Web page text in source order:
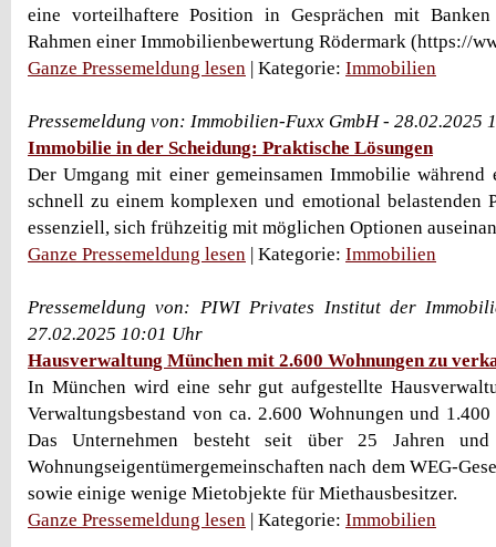
eine vorteilhaftere Position in Gesprächen mit
Rahmen einer Immobilienbewertung Rödermark (https://
Ganze Pressemeldung lesen | Kategorie: Immobilien
Pressemeldung von: Immobilien-Fuxx GmbH - 28.02.2025
Immobilie in der Scheidung: Praktische Lösungen
Der Umgang mit einer gemeinsamen Immobilie während
schnell zu einem komplexen und emotional belastenden
essenziell, sich frühzeitig mit möglichen Optionen
Ganze Pressemeldung lesen | Kategorie: Immobilien
Pressemeldung von: PIWI Privates Institut der
27.02.2025 10:01 Uhr
Hausverwaltung München mit 2.600 Wohnungen zu
In München wird eine sehr gut aufgestellte
Verwaltungsbestand von ca. 2.600 Wohnungen und
Das Unternehmen besteht seit über 25 Jahren und
Wohnungseigentümergemeinschaften nach dem WEG-
sowie einige wenige Mietobjekte für Miethausbesitzer.
Ganze Pressemeldung lesen | Kategorie: Immobilien